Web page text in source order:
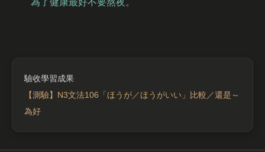
【測驗】N3文法106「ほうが／ほうがいい」比較／還是～
為好